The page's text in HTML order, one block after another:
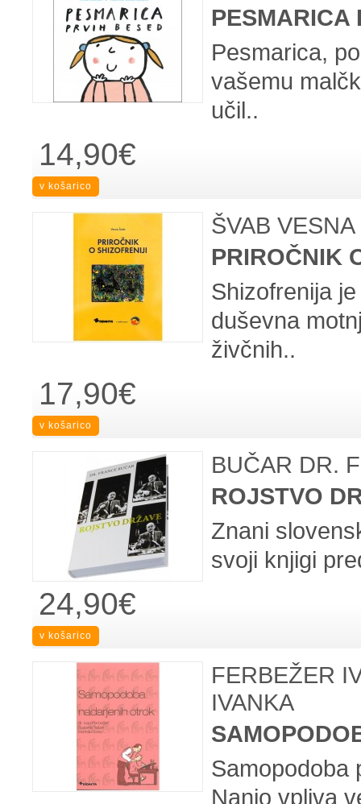
PESMARICA
Pesmarica,
vašemu
učil..
14,90€
ŠVAB VESNA
PRIROČNIK
Shizofrenija
duševna
živčnih..
17,90€
BUČAR DR.
ROJSTVO
Znani
svoji knjigi
24,90€
FERBEŽER
IVANKA
Samopodoba
Nanjo vpliva